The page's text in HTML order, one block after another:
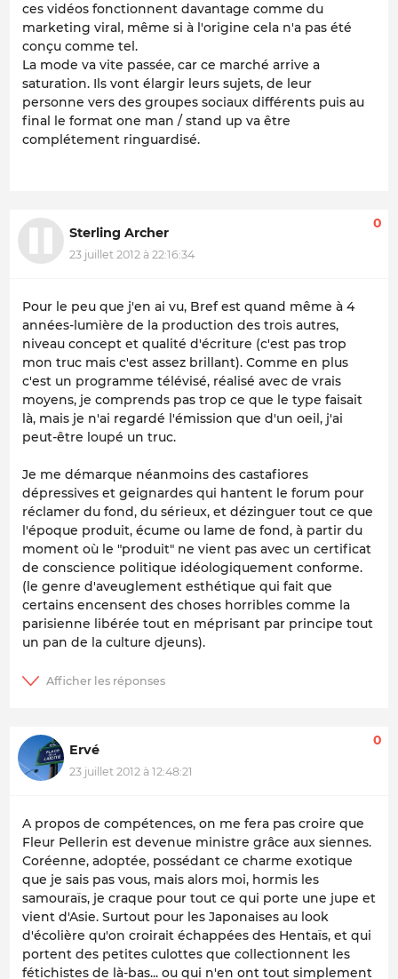
ces vidéos fonctionnent davantage comme du
marketing viral, même si à l'origine cela n'a pas été
conçu comme tel.
La mode va vite passée, car ce marché arrive a
saturation. Ils vont élargir leurs sujets, de leur
personne vers des groupes sociaux différents puis au
final le format one man / stand up va être
complétement ringuardisé.
Sterling Archer
23 juillet 2012 à 22:16:34
0
Pour le peu que j'en ai vu, Bref est quand même à 4
années-lumière de la production des trois autres,
niveau concept et qualité d'écriture (c'est pas trop
mon truc mais c'est assez brillant). Comme en plus
c'est un programme télévisé, réalisé avec de vrais
moyens, je comprends pas trop ce que le type faisait
là, mais je n'ai regardé l'émission que d'un oeil, j'ai
peut-être loupé un truc.
Je me démarque néanmoins des castafiores
dépressives et geignardes qui hantent le forum pour
réclamer du fond, du sérieux, et dézinguer tout ce que
l'époque produit, écume ou lame de fond, à partir du
moment où le "produit" ne vient pas avec un certificat
de conscience politique idéologiquement conforme.
(le genre d'aveuglement esthétique qui fait que
certains encensent des choses horribles comme la
parisienne libérée tout en méprisant par principe tout
un pan de la culture djeuns).
Ervé
23 juillet 2012 à 12:48:21
0
A propos de compétences, on me fera pas croire que
Fleur Pellerin est devenue ministre grâce aux siennes.
Coréenne, adoptée, possédant ce charme exotique
que je sais pas vous, mais alors moi, hormis les
samouraïs, je craque pour tout ce qui porte une jupe et
vient d'Asie. Surtout pour les Japonaises au look
d'écolière qu'on croirait échappées des Hentaïs, et qui
portent des petites culottes que collectionnent les
fétichistes de là-bas... ou qui n'en ont tout simplement